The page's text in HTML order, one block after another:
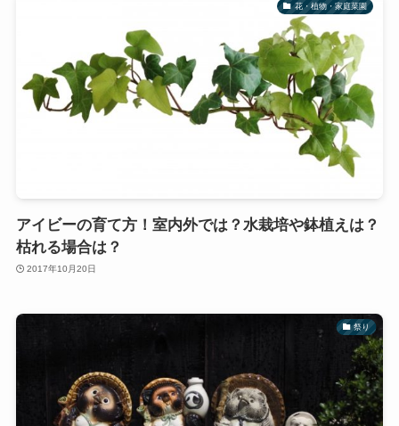
花・植物・家庭菜園
アイビーの育て方！室内外では？水栽培や鉢植えは？
枯れる場合は？
2017年10月20日
祭り